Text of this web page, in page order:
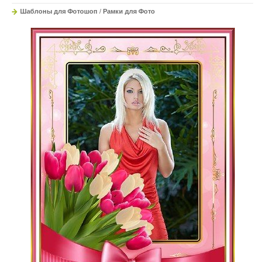
Шаблоны для Фотошоп / Рамки для Фото